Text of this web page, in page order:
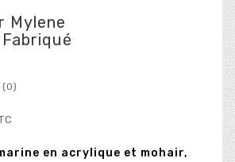
Mylene
(0)
en acrylique et mohair,